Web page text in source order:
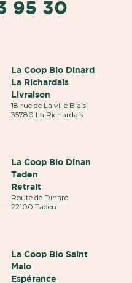
95 30
La Coop Bio Dinard
La Richardais
Livraison
18 rue de La ville Biais
35780 La Richardais
La Coop Bio Dinan
Taden
Retrait
Route de Dinard
22100 Taden
La Coop Bio Saint
Malo
Espérance